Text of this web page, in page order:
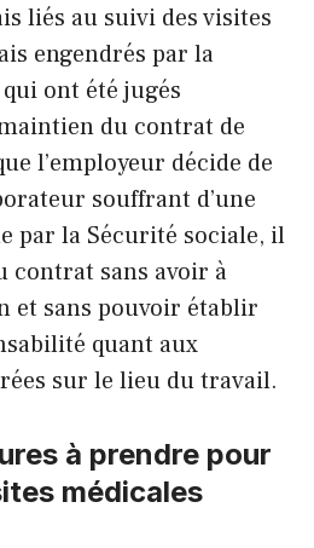
liés au suivi des visites
engendrés par la
ont été jugés
du contrat de
l’employeur décide de
souffrant d’une
par la Sécurité sociale, il
contrat sans avoir à
et sans pouvoir établir
quant aux
sur le lieu du travail.
à prendre pour
médicales